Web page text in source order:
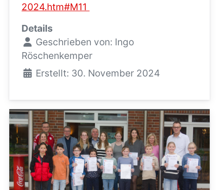
2024.htm#M11
Details
Geschrieben von: Ingo
Röschenkemper
Erstellt: 30. November 2024